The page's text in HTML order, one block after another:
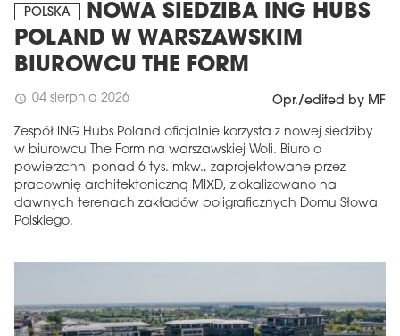
POLSKA
NOWA SIEDZIBA ING HUBS
POLAND W WARSZAWSKIM
BIUROWCU THE FORM
schedule 04 sierpnia 2026 Opr./edited by MF
Zespół ING Hubs Poland oficjalnie korzysta z nowej siedziby
w biurowcu The Form na warszawskiej Woli. Biuro o
powierzchni ponad 6 tys. mkw., zaprojektowane przez
pracownię architektoniczną MIXD, zlokalizowano na
dawnych terenach zakładów poligraficznych Domu Słowa
Polskiego.